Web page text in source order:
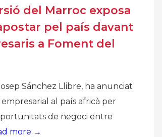
del Marroc exposa
pel país davant
a Foment del
Sánchez Llibre, ha anunciat
al país africà per
de negoci entre
more →